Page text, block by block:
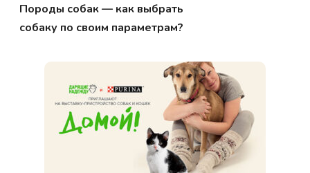
Породы собак — как выбрать
собаку по своим параметрам?